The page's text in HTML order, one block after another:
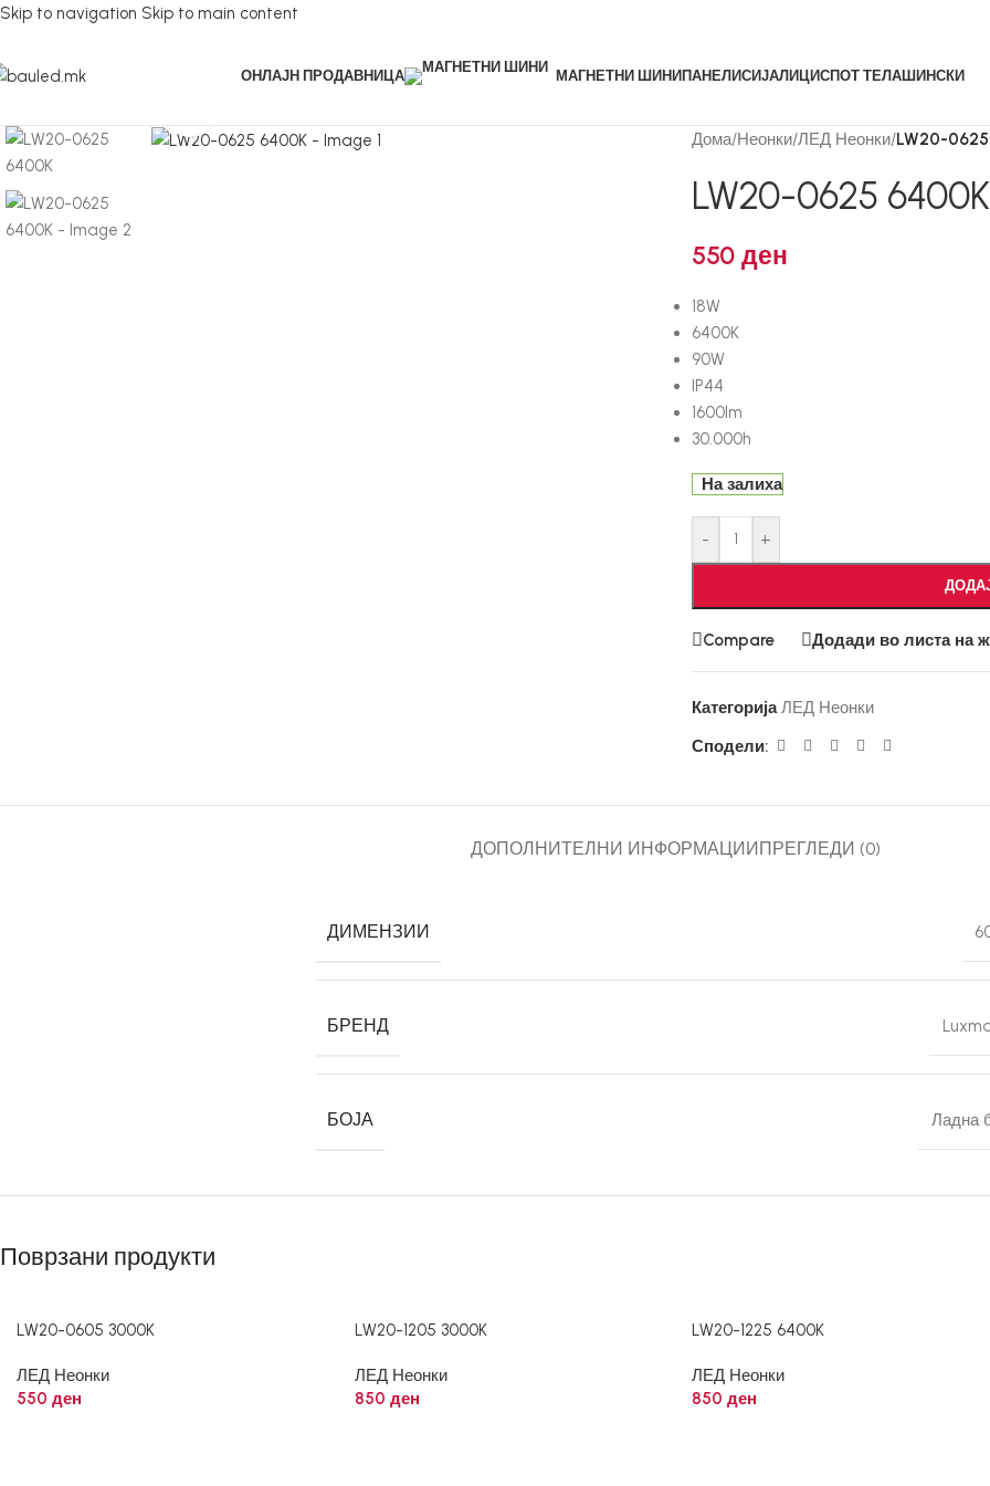
Skip to navigation Skip to main content
ОНЛАЈН ПРОДАВНИЦА МАГНЕТНИ ШИНИ ПАНЕЛИСИЈАЛИЦИСПОТ ТЕЛАШИНСКИ
Дома/Неонки/ЛЕД Неонки/LW20-
LW20-0625 6400K
550 ден
18W
6400K
90W
IP44
1600lm
30.000h
На залиха
- +
Compare Додади во листа на
Категорија ЛЕД Неонки
Сподели:
ДОПОЛНИТЕЛНИ ИНФОРМАЦИИПРЕГЛЕДИ (0)
ДИМЕНЗИИ
БРЕНД
БОЈА Ладна
Поврзани продукти
LW20-0605 3000K
ЛЕД Неонки
550 ден
LW20-1205 3000K
ЛЕД Неонки
850 ден
LW20-1225 6400K
ЛЕД Неонки
850 ден